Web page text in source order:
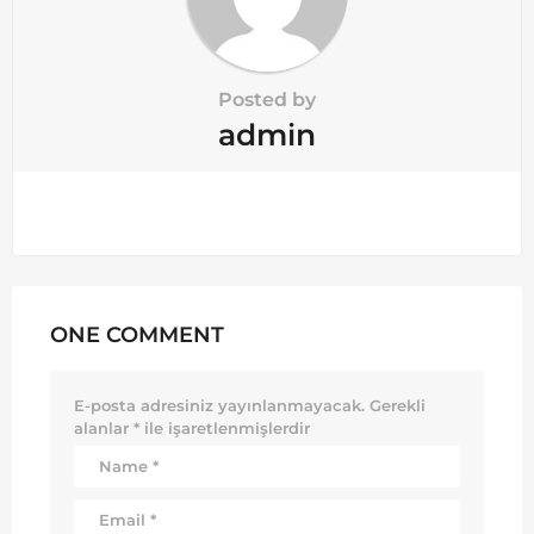
Posted by
admin
ONE COMMENT
E-posta adresiniz yayınlanmayacak. Gerekli
alanlar * ile işaretlenmişlerdir